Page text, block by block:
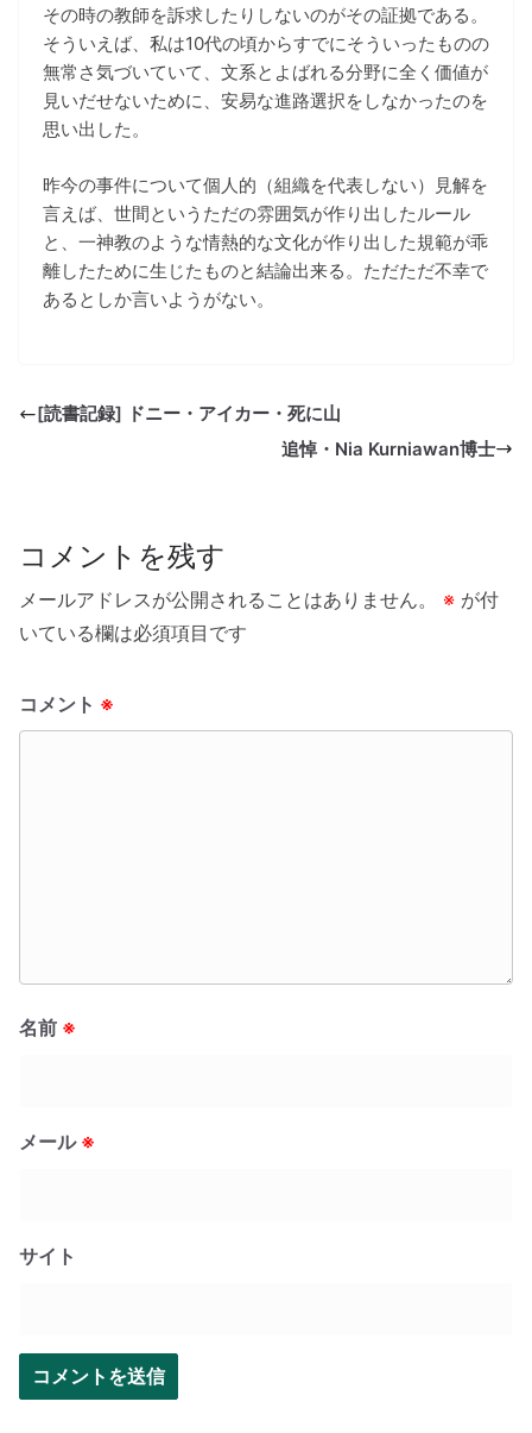
その時の教師を訴求したりしないのがその証拠である。
そういえば、私は10代の頃からすでにそういったものの
無常さ気づいていて、文系とよばれる分野に全く価値が
見いだせないために、安易な進路選択をしなかったのを
思い出した。
昨今の事件について個人的（組織を代表しない）見解を
言えば、世間というただの雰囲気が作り出したルール
と、一神教のような情熱的な文化が作り出した規範が乖
離したために生じたものと結論出来る。ただただ不幸で
あるとしか言いようがない。
[読書記録] ドニー・アイカー・死に山
追悼・Nia Kurniawan博士
コメントを残す
メールアドレスが公開されることはありません。 ※ が付
いている欄は必須項目です
コメント ※
名前 ※
メール ※
サイト